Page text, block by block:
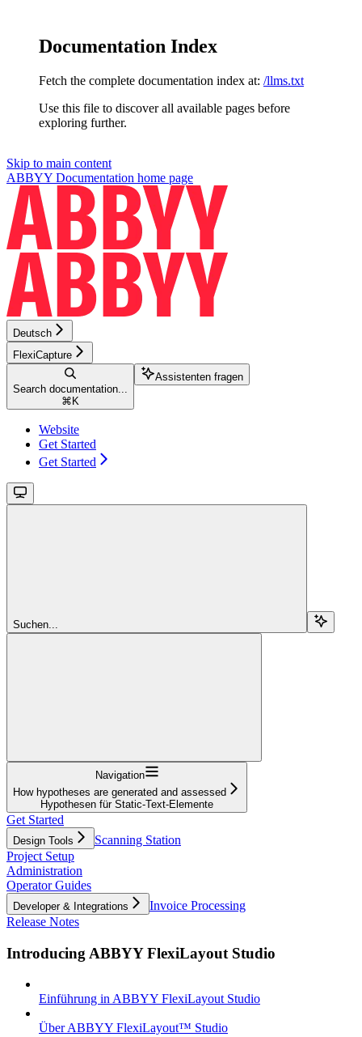
Documentation Index
Fetch the complete documentation index at: /llms.txt
Use this file to discover all available pages before
exploring further.
Skip to main content
ABBYY Documentation home page
Deutsch
FlexiCapture
Search documentation...
⌘ K
Assistenten fragen
Website
Get Started
Get Started
Suchen...
Navigation
How hypotheses are generated and assessed
Hypothesen für Static-Text-Elemente
Get Started
Design Tools
Scanning Station
Project Setup
Administration
Operator Guides
Developer & Integrations
Invoice Processing
Release Notes
Introducing ABBYY FlexiLayout Studio
Einführung in ABBYY FlexiLayout Studio
Über ABBYY FlexiLayout™ Studio